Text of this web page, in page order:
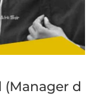
(Manager d